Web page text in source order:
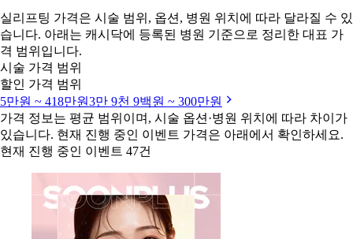
실리프팅 가격은 시술 범위, 옵션, 병원 위치에 따라 달라질 수 있
습니다. 아래는 캐시닥에 등록된 병원 기준으로 정리한 대표 가
격 범위입니다.
시술 가격 범위
할인 가격 범위
5만원 ~ 418만원3만 9천 9백원 ~ 300만원
가격 정보는 평균 범위이며, 시술 옵션·병원 위치에 따라 차이가
있습니다. 현재 진행 중인 이벤트 가격은 아래에서 확인하세요.
현재 진행 중인 이벤트 47건